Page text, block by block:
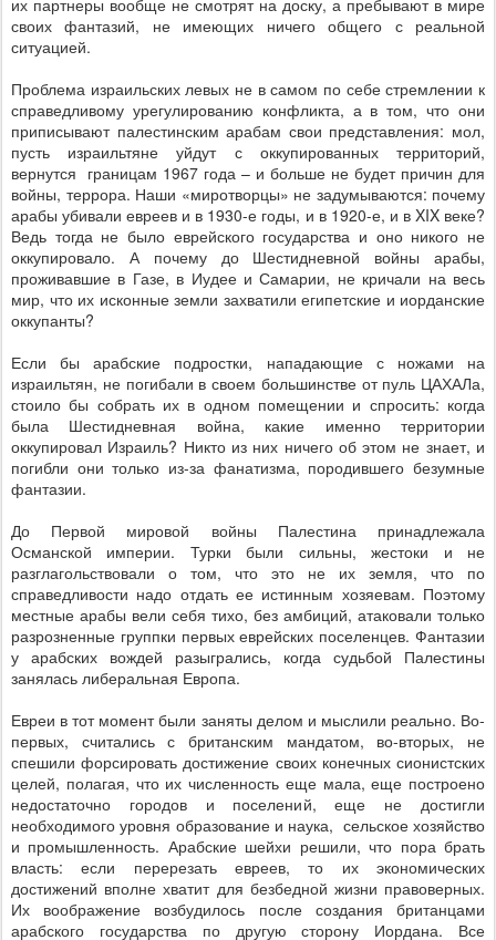
своих фантазий, не имеющих ничего общего с реальной
ситуацией.
Проблема израильских левых не в самом по себе стремлении к
справедливому урегулированию конфликта, а в том, что они
приписывают палестинским арабам свои представления: мол,
пусть израильтяне уйдут с оккупированных территорий,
вернутся границам 1967 года – и больше не будет причин для
войны, террора. Наши «миротворцы» не задумываются: почему
арабы убивали евреев и в 1930-е годы, и в 1920-е, и в XIXвеке?
Ведь тогда не было еврейского государства и оно никого не
оккупировало. А почему до Шестидневной войны арабы,
проживавшие в Газе, в Иудее и Самарии, не кричали на весь
мир, что их исконные земли захватили египетские и иорданские
оккупанты?
Если бы арабские подростки, нападающие с ножами на
израильтян, не погибали в своем большинстве от пуль ЦАХАЛа,
стоило бы собрать их в одном помещении и спросить: когда
была Шестидневная война, какие именно территории
оккупировал Израиль? Никто из них ничего об этом не знает, и
погибли они только из-за фанатизма, породившего безумные
фантазии.
До Первой мировой войны Палестина принадлежала
Османской империи. Турки были сильны, жестоки и не
разглагольствовали о том, что это не их земля, что по
справедливости надо отдать ее истинным хозяевам. Поэтому
местные арабы вели себя тихо, без амбиций, атаковали только
разрозненные группки первых еврейских поселенцев. Фантазии
у арабских вождей разыгрались, когда судьбой Палестины
занялась либеральная Европа.
Евреи в тот момент были заняты делом и мыслили реально. Во-
первых, считались с британским мандатом, во-вторых, не
спешили форсировать достижение своих конечных сионистских
целей, полагая, что их численность еще мала, еще построено
недостаточно городов и поселений, еще не достигли
необходимого уровня образование и наука, сельское хозяйство
и промышленность. Арабские шейхи решили, что пора брать
власть: если перерезать евреев, то их экономических
достижений вполне хватит для безбедной жизни правоверных.
Их воображение возбудилось после создания британцами
арабского государства по другую сторону Иордана. Все